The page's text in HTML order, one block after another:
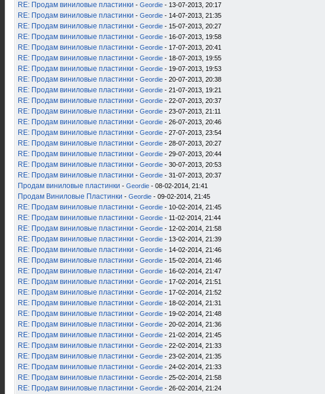
RE: Продам виниловые пластинки - Geordie - 13-07-2013, 20:17
RE: Продам виниловые пластинки - Geordie - 14-07-2013, 21:35
RE: Продам виниловые пластинки - Geordie - 15-07-2013, 20:27
RE: Продам виниловые пластинки - Geordie - 16-07-2013, 19:58
RE: Продам виниловые пластинки - Geordie - 17-07-2013, 20:41
RE: Продам виниловые пластинки - Geordie - 18-07-2013, 19:55
RE: Продам виниловые пластинки - Geordie - 19-07-2013, 19:53
RE: Продам виниловые пластинки - Geordie - 20-07-2013, 20:38
RE: Продам виниловые пластинки - Geordie - 21-07-2013, 19:21
RE: Продам виниловые пластинки - Geordie - 22-07-2013, 20:37
RE: Продам виниловые пластинки - Geordie - 23-07-2013, 21:11
RE: Продам виниловые пластинки - Geordie - 26-07-2013, 20:46
RE: Продам виниловые пластинки - Geordie - 27-07-2013, 23:54
RE: Продам виниловые пластинки - Geordie - 28-07-2013, 20:27
RE: Продам виниловые пластинки - Geordie - 29-07-2013, 20:44
RE: Продам виниловые пластинки - Geordie - 30-07-2013, 20:53
RE: Продам виниловые пластинки - Geordie - 31-07-2013, 20:37
Продам виниловые пластинки - Geordie - 08-02-2014, 21:41
Продам Виниловые Пластинки - Geordie - 09-02-2014, 21:45
RE: Продам виниловые пластинки - Geordie - 10-02-2014, 21:45
RE: Продам виниловые пластинки - Geordie - 11-02-2014, 21:44
RE: Продам виниловые пластинки - Geordie - 12-02-2014, 21:58
RE: Продам виниловые пластинки - Geordie - 13-02-2014, 21:39
RE: Продам виниловые пластинки - Geordie - 14-02-2014, 21:46
RE: Продам виниловые пластинки - Geordie - 15-02-2014, 21:46
RE: Продам виниловые пластинки - Geordie - 16-02-2014, 21:47
RE: Продам виниловые пластинки - Geordie - 17-02-2014, 21:51
RE: Продам виниловые пластинки - Geordie - 17-02-2014, 21:52
RE: Продам виниловые пластинки - Geordie - 18-02-2014, 21:31
RE: Продам виниловые пластинки - Geordie - 19-02-2014, 21:48
RE: Продам виниловые пластинки - Geordie - 20-02-2014, 21:36
RE: Продам виниловые пластинки - Geordie - 21-02-2014, 21:45
RE: Продам виниловые пластинки - Geordie - 22-02-2014, 21:33
RE: Продам виниловые пластинки - Geordie - 23-02-2014, 21:35
RE: Продам виниловые пластинки - Geordie - 24-02-2014, 21:33
RE: Продам виниловые пластинки - Geordie - 25-02-2014, 21:58
RE: Продам виниловые пластинки - Geordie - 26-02-2014, 21:24